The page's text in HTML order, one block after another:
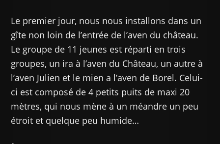
Le premier jour, nous nous installons dans un
gîte non loin de l’entrée de l’aven du château.
Le groupe de 11 jeunes est réparti en trois
groupes, un ira à l’aven du Château, un autre à
l’aven Julien et le mien a l’aven de Borel. Celui-
ci est composé de 4 petits puits de maxi 20
mètres, qui nous mène à un méandre un peu
étroit et quelque peu humide…